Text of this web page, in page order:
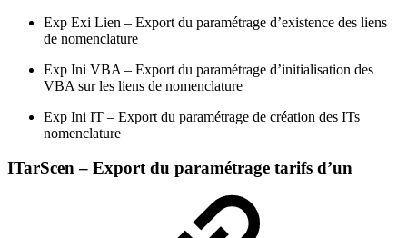
Exp Exi Lien – Export du paramétrage d’existence des liens
de nomenclature
Exp Ini VBA – Export du paramétrage d’initialisation des
VBA sur les liens de nomenclature
Exp Ini IT – Export du paramétrage de création des ITs
nomenclature
ITarScen – Export du paramétrage tarifs d’un